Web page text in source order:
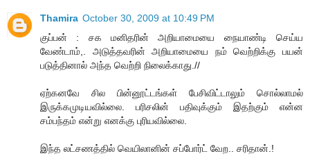
Thamira October 30, 2009 at 10:49 PM
குப்பன் : சக மனிதரின் அறியாமையை நையாண்டி செய்ய
வேண்டாம்,. அடுத்தவரின் அறியாமையை நம் வெற்றிக்கு பயன்
படுத்தினால் அந்த வெற்றி நிலைக்காது.//
ஏற்கனவே சில பின்னூட்டங்கள் பேசிவிட்டாலும் சொல்லாமல்
இருக்கமுடியவில்லை. பரிசலின் பதிவுக்கும் இதற்கும் என்ன
சம்பந்தம் என்று எனக்கு புரியவில்லை.
இந்த லட்சணத்தில் வெயிலானின் சப்போர்ட் வேற.. சரிதான்.!